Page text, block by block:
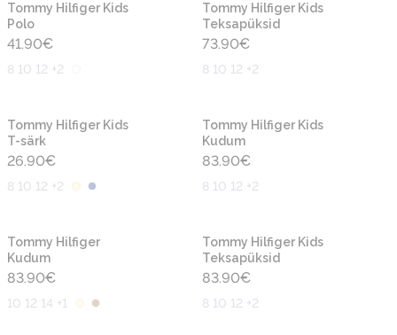
Tommy Hilfiger Kids
Polo
41.90€
8 10 12 +2
Tommy Hilfiger Kids
Teksapüksid
73.90€
8 10 12 +2
Tommy Hilfiger Kids
T-särk
26.90€
8 10 12 +2
Tommy Hilfiger Kids
Kudum
83.90€
8 10 12 +2
Tommy Hilfiger
Kudum
83.90€
10 12 14 +1
Tommy Hilfiger Kids
Teksapüksid
83.90€
8 10 12 +2